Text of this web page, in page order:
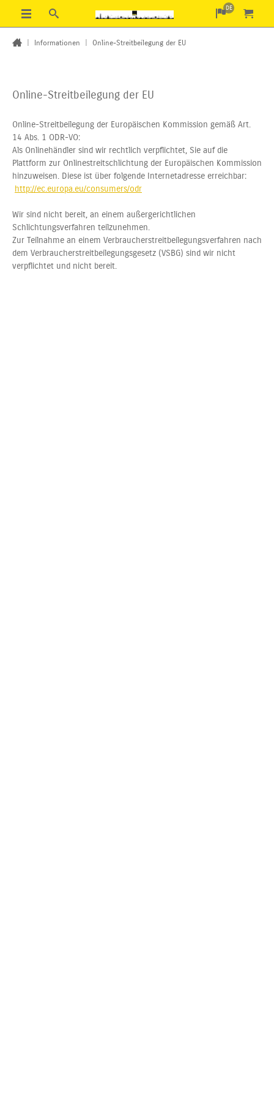
DE
Informationen Online-Streitbeilegung der EU
Online-Streitbeilegung der EU
Online-Streitbeilegung der Europäischen Kommission gemäß Art.
14 Abs. 1 ODR-VO:
Als Onlinehändler sind wir rechtlich verpflichtet, Sie auf die
Plattform zur Onlinestreitschlichtung der Europäischen Kommission
hinzuweisen. Diese ist über folgende Internetadresse erreichbar:
http://ec.europa.eu/consumers/odr
Wir sind nicht bereit, an einem außergerichtlichen
Schlichtungsverfahren teilzunehmen.
Zur Teilnahme an einem Verbraucherstreitbeilegungsverfahren nach
dem Verbraucherstreitbeilegungsgesetz (VSBG) sind wir nicht
verpflichtet und nicht bereit.